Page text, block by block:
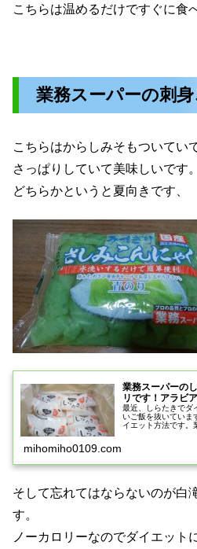
こちらは温めるだけですぐに食
業務スーパーの刺
こちらはからしみそもついてい
さっぱりしていて美味しいです。
どちらかというと夏向きです、
業務スーパーの
リです！アラビ
最近、しらたきでダ
いご飯を抜いていま
イエット方法です。
mihomiho0109.com
そして忘れてはならないのが白
す。
ノーカロリーなのでダイエット